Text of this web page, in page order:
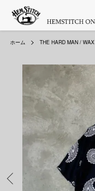
ホーム THE HARD MAN / WAX